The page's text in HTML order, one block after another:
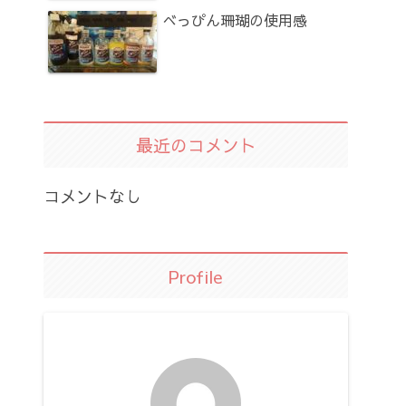
べっぴん珊瑚の使用感
最近のコメント
コメントなし
Profile